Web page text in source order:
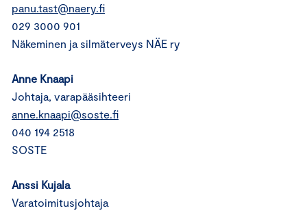
panu.tast@naery.fi
029 3000 901
Näkeminen ja silmäterveys NÄE ry
Anne Knaapi
Johtaja, varapääsihteeri
anne.knaapi@soste.fi
040 194 2518
SOSTE
Anssi Kujala
Varatoimitusjohtaja